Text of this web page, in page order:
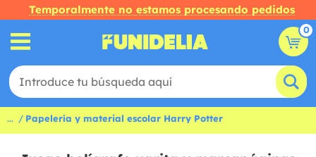
Temporalmente no estamos procesando pedidos
0
... Papelería y material escolar Harry Potter